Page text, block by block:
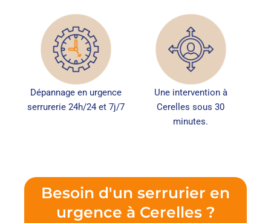
Dépannage en urgence
serrurerie 24h/24 et 7j/7
Une intervention à
Cerelles sous 30
minutes.
Besoin d'un serrurier en
urgence à Cerelles ?